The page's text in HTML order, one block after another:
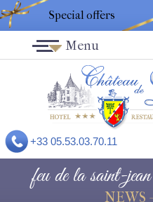
Special offers
+33 05.53.03.70.11
Menu
feu de la saint-
NEWS